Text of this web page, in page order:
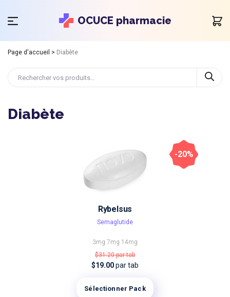
OCUCE pharmacie
Page d'accueil > Diabète
Diabète
Rybelsus
Semaglutide
3mg 7mg 14mg
$31.20par tab
$19.00par tab
Sélectionner Pack
-20%